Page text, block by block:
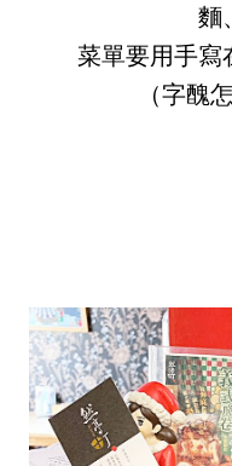
麵
菜單要用手寫
（字醜